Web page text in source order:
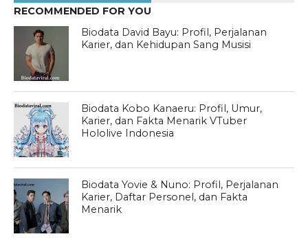
RECOMMENDED FOR YOU
Biodata David Bayu: Profil, Perjalanan
Karier, dan Kehidupan Sang Musisi
Biodata Kobo Kanaeru: Profil, Umur,
Karier, dan Fakta Menarik VTuber
Hololive Indonesia
Biodata Yovie & Nuno: Profil, Perjalanan
Karier, Daftar Personel, dan Fakta
Menarik